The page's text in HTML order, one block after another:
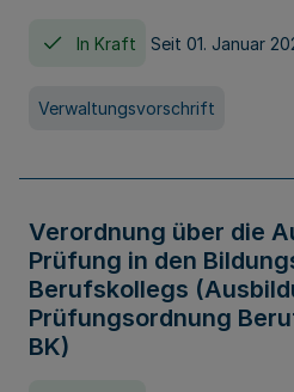
In Kraft Seit 01. Januar
Verwaltungsvorschrift
Verordnung über die
Prüfung in den
Berufskollegs
Prüfungsordnung
BK)